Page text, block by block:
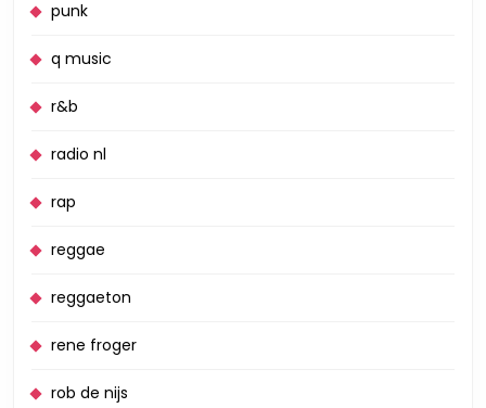
punk
q music
r&b
radio nl
rap
reggae
reggaeton
rene froger
rob de nijs